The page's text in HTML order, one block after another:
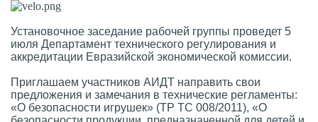
Установочное заседание рабочей группы проведет 5
июля Департамент технического регулирования и
аккредитации Евразийской экономической комиссии.
Приглашаем участников АИДТ направить свои
предложения и замечания в технические регламенты:
«О безопасности игрушек» (ТР ТС 008/2011), «О